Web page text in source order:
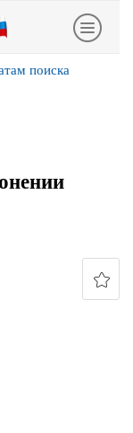
поиска